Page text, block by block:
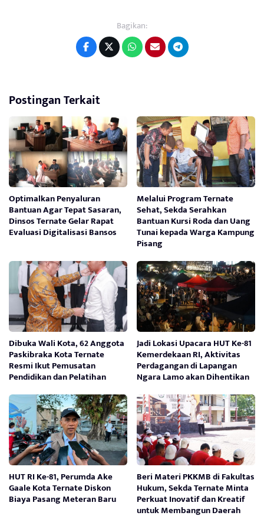
Bagikan:
Postingan Terkait
Optimalkan Penyaluran
Bantuan Agar Tepat Sasaran,
Dinsos Ternate Gelar Rapat
Evaluasi Digitalisasi Bansos
Melalui Program Ternate
Sehat, Sekda Serahkan
Bantuan Kursi Roda dan Uang
Tunai kepada Warga Kampung
Pisang
Dibuka Wali Kota, 62 Anggota
Paskibraka Kota Ternate
Resmi Ikut Pemusatan
Pendidikan dan Pelatihan
Jadi Lokasi Upacara HUT Ke-81
Kemerdekaan RI, Aktivitas
Perdagangan di Lapangan
Ngara Lamo akan Dihentikan
HUT RI Ke-81, Perumda Ake
Gaale Kota Ternate Diskon
Biaya Pasang Meteran Baru
Beri Materi PKKMB di Fakultas
Hukum, Sekda Ternate Minta
Perkuat Inovatif dan Kreatif
untuk Membangun Daerah